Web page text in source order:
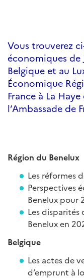
Vous trouverez
économiques de
Belgique et au
Économique
France à La
l’Ambassade de
Région du Benelux
Les réformes
Perspectives
Benelux pour
Les
Benelux en
Belgique
Les actes de
d’emprunt à